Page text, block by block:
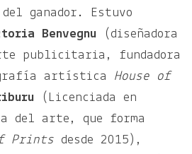
ganador. Estuvo
Benvegnu (diseñadora
publicitaria, fundadora
artística House of
(Licenciada en
del arte, que forma
Prints desde 2015),